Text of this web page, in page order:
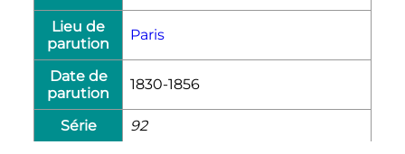
Lieu de
parution
Paris
Date de
parution
1830-1856
Série 92